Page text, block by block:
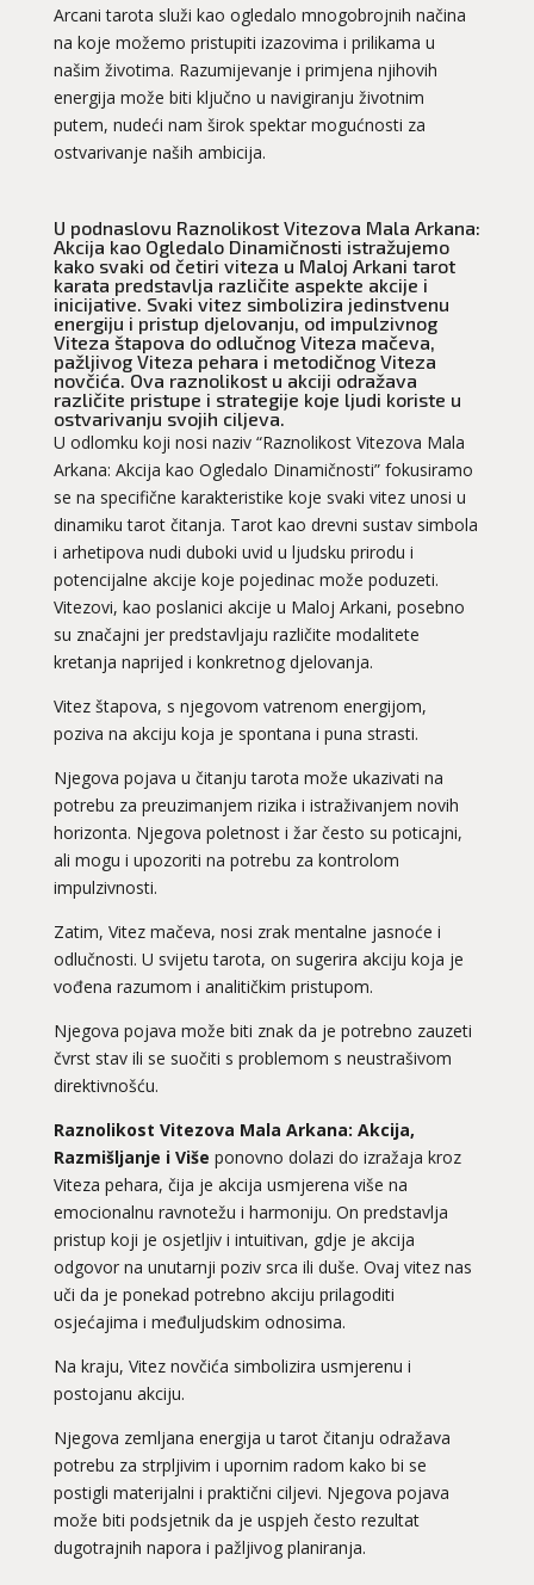
Arcani tarota služi kao ogledalo mnogobrojnih načina
na koje možemo pristupiti izazovima i prilikama u
našim životima. Razumijevanje i primjena njihovih
energija može biti ključno u navigiranju životnim
putem, nudeći nam širok spektar mogućnosti za
ostvarivanje naših ambicija.
U podnaslovu Raznolikost Vitezova Mala Arkana:
Akcija kao Ogledalo Dinamičnosti istražujemo
kako svaki od četiri viteza u Maloj Arkani tarot
karata predstavlja različite aspekte akcije i
inicijative. Svaki vitez simbolizira jedinstvenu
energiju i pristup djelovanju, od impulzivnog
Viteza štapova do odlučnog Viteza mačeva,
pažljivog Viteza pehara i metodičnog Viteza
novčića. Ova raznolikost u akciji odražava
različite pristupe i strategije koje ljudi koriste u
ostvarivanju svojih ciljeva.
U odlomku koji nosi naziv “Raznolikost Vitezova Mala
Arkana: Akcija kao Ogledalo Dinamičnosti” fokusiramo
se na specifične karakteristike koje svaki vitez unosi u
dinamiku tarot čitanja. Tarot kao drevni sustav simbola
i arhetipova nudi duboki uvid u ljudsku prirodu i
potencijalne akcije koje pojedinac može poduzeti.
Vitezovi, kao poslanici akcije u Maloj Arkani, posebno
su značajni jer predstavljaju različite modalitete
kretanja naprijed i konkretnog djelovanja.
Vitez štapova, s njegovom vatrenom energijom,
poziva na akciju koja je spontana i puna strasti.
Njegova pojava u čitanju tarota može ukazivati na
potrebu za preuzimanjem rizika i istraživanjem novih
horizonta. Njegova poletnost i žar često su poticajni,
ali mogu i upozoriti na potrebu za kontrolom
impulzivnosti.
Zatim, Vitez mačeva, nosi zrak mentalne jasnoće i
odlučnosti. U svijetu tarota, on sugerira akciju koja je
vođena razumom i analitičkim pristupom.
Njegova pojava može biti znak da je potrebno zauzeti
čvrst stav ili se suočiti s problemom s neustrašivom
direktivnošću.
Raznolikost Vitezova Mala Arkana: Akcija,
Razmišljanje i Više ponovno dolazi do izražaja kroz
Viteza pehara, čija je akcija usmjerena više na
emocionalnu ravnotežu i harmoniju. On predstavlja
pristup koji je osjetljiv i intuitivan, gdje je akcija
odgovor na unutarnji poziv srca ili duše. Ovaj vitez nas
uči da je ponekad potrebno akciju prilagoditi
osjećajima i međuljudskim odnosima.
Na kraju, Vitez novčića simbolizira usmjerenu i
postojanu akciju.
Njegova zemljana energija utarotčitanju odražava
potrebu za strpljivim i upornim radom kako bi se
postigli materijalni i praktični ciljevi. Njegova pojava
može biti podsjetnik da je uspjeh često rezultat
dugotrajnih napora i pažljivog planiranja.